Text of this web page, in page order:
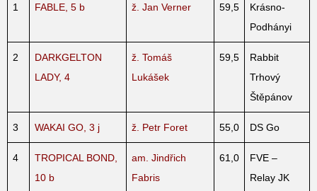
1 FABLE, 5 b ž. Jan Verner 59,5
Krásno-
Podhányi
2
DARKGELTON
LADY, 4
ž. Tomáš
Lukášek
59,5
Rabbit
Trhový
Štěpánov
3 WAKAI GO, 3 j ž. Petr Foret 55,0 DS Go
4
TROPICAL BOND,
10 b
am. Jindřich
Fabris
61,0
FVE –
Relay JK